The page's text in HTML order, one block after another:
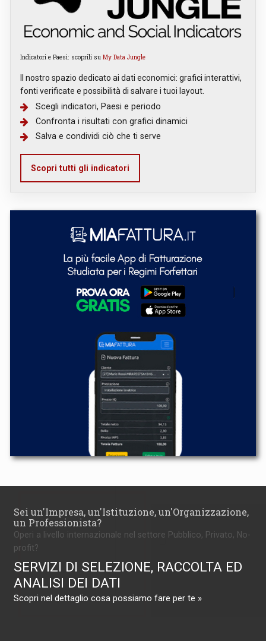
Indicatori e Paesi: scoprili su My Data Jungle
Il nostro spazio dedicato ai dati economici: grafici interattivi,
fonti verificate e possibilità di salvare i tuoi layout.
Scegli indicatori, Paesi e periodo
Confronta i risultati con grafici dinamici
Salva e condividi ciò che ti serve
Scopri tutti gli indicatori
Sei un'Impresa, un'Istituzione, un'Organizzazione,
un Professionista?
Operi a livello internazionale nel settore Pubblico, Privato, No-
profit?
SERVIZI DI SELEZIONE, RACCOLTA ED
ANALISI DEI DATI
Scopri nel dettaglio cosa possiamo fare per te »